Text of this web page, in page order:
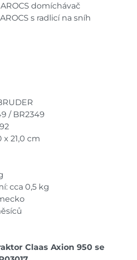
domíchávač
s radlicí na sníh
/ BR2349
x 21,0 cm
cca 0,5 kg
Claas Axion 950 se